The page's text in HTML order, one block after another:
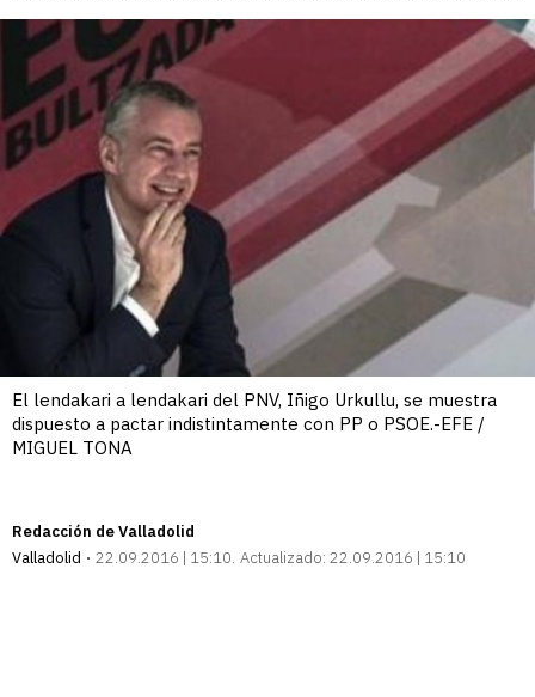
El lendakari a lendakari del PNV, Iñigo Urkullu, se muestra
dispuesto a pactar indistintamente con PP o PSOE.-EFE /
MIGUEL TONA
Redacción de Valladolid
Valladolid
22.09.2016 | 15:10 Actualizado: 22.09.2016 | 15:10